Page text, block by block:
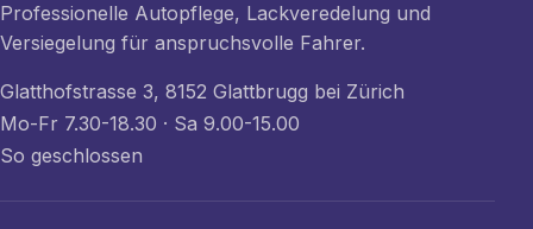
Professionelle Autopflege, Lackveredelung und
Versiegelung für anspruchsvolle Fahrer.
Glatthofstrasse 3, 8152 Glattbrugg bei Zürich
Mo-Fr 7.30-18.30 · Sa 9.00-15.00
So geschlossen